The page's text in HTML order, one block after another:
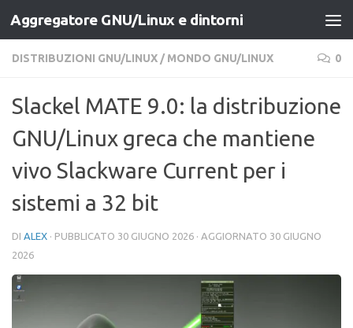
Salta al contenuto
Aggregatore GNU/Linux e dintorni
DISTRIBUZIONI GNU/LINUX / MONDO GNU/LINUX 0
Slackel MATE 9.0: la distribuzione
GNU/Linux greca che mantiene
vivo Slackware Current per i
sistemi a 32 bit
DI ALEX · PUBBLICATO 30 GIUGNO 2026 · AGGIORNATO 30 GIUGNO
2026